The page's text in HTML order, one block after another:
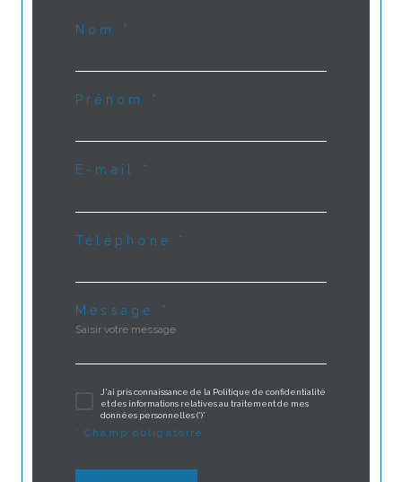
Nom *
Prénom *
E-mail *
Téléphone *
Message *
J'ai pris connaissance de la Politique de confidentialité
et des informations relatives au traitement de mes
données personnelles (*)*
* Champ obligatoire